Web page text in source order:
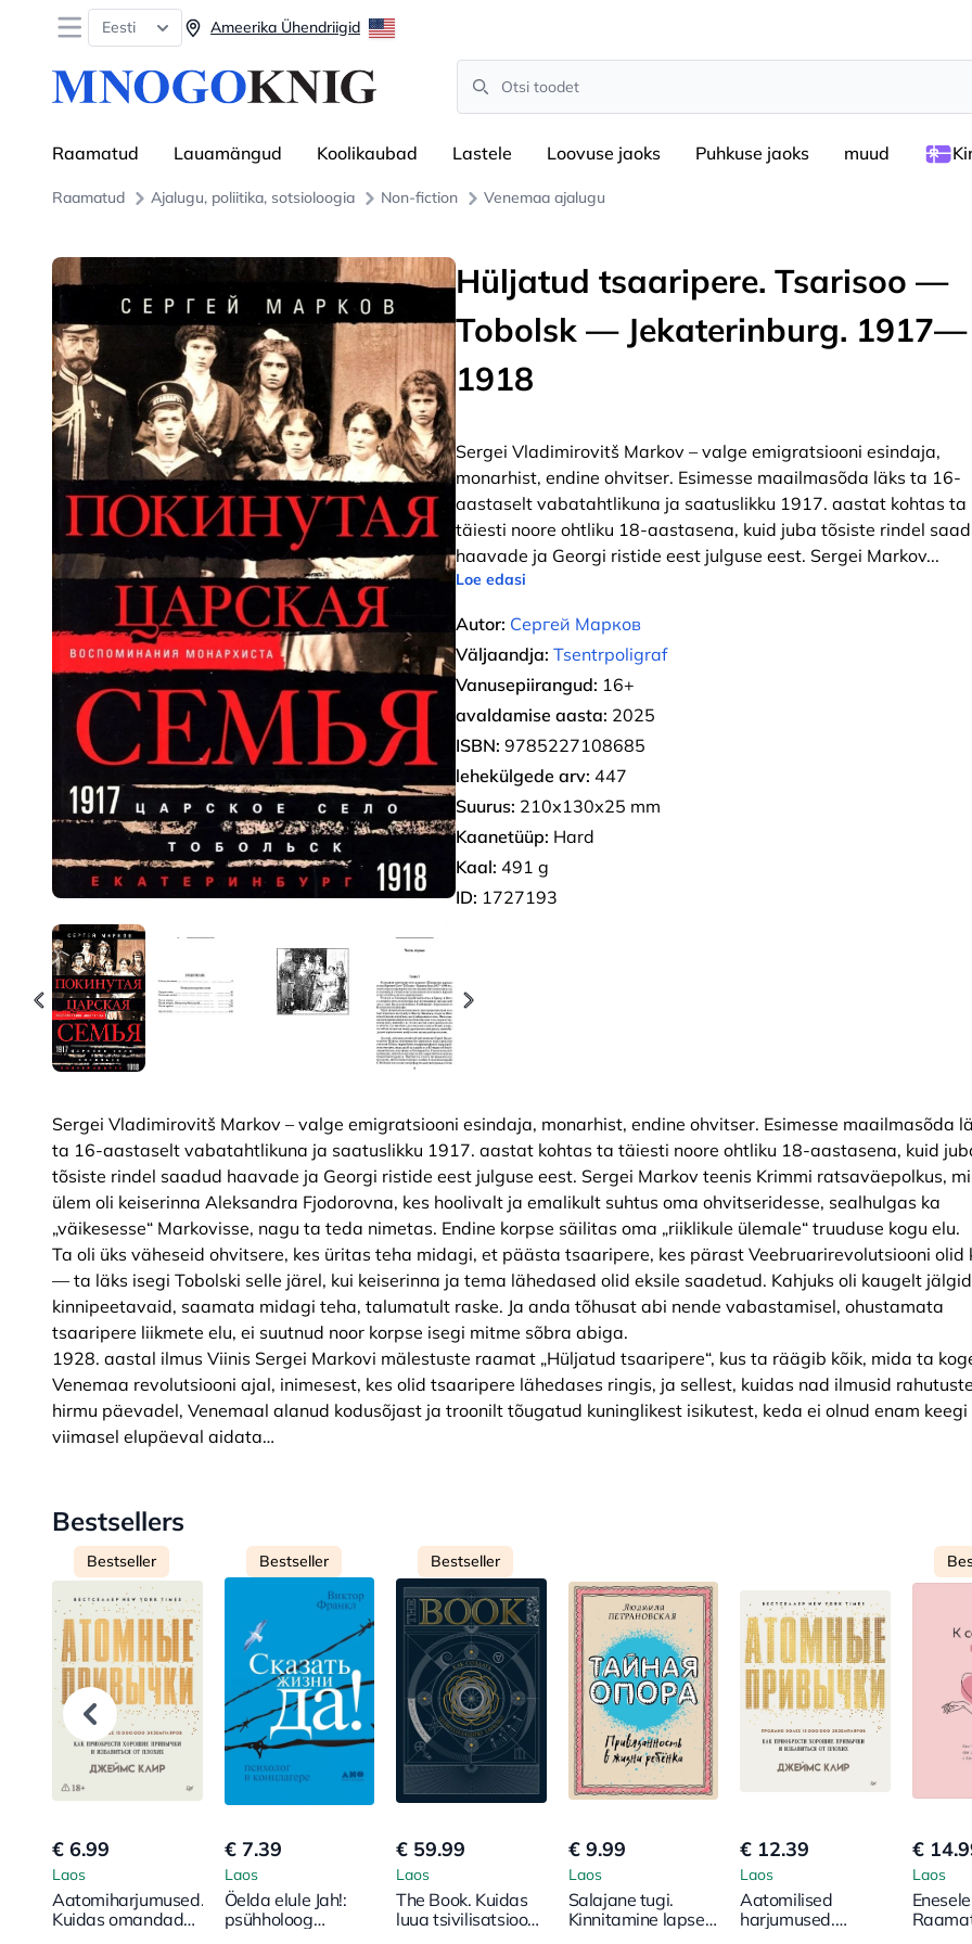
Open menu
Eesti Ameerika Ühendriigid
Search
Raamatud Lauamängud Koolikaubad Lastele Loovuse jaoks Puhkuse jaoks muud
Raamatud Ajalugu, poliitika, sotsioloogia Non-fiction Venemaa ajalugu
Hüljatud tsaaripere. Tsarisoo —
Tobolsk — Jekaterinburg. 1917—
1918
Sergei Vladimirovitš Markov – valge emigratsiooni esindaja,
monarhist, endine ohvitser. Esimesse maailmasõda läks ta 16-
aastaselt vabatahtlikuna ja saatuslikku 1917. aastat kohtas ta
täiesti noore ohtliku 18-aastasena, kuid juba tõsiste rindel
haavade ja Georgi ristide eest julguse eest. Sergei Markov...
Loe edasi
Autor: Сергей Марков
Väljaandja: Tsentrpoligraf
Vanusepiirangud: 16+
avaldamise aasta: 2025
ISBN: 9785227108685
lehekülgede arv: 447
Suurus: 210х130х25 mm
Kaanetüüp: Hard
Kaal: 491 g
ID: 1727193
Sergei Vladimirovitš Markov – valge emigratsiooni esindaja, monarhist, endine ohvitser. Esimesse maailmasõda
ta 16-aastaselt vabatahtlikuna ja saatuslikku 1917. aastat kohtas ta täiesti noore ohtliku 18-aastasena, kuid
tõsiste rindel saadud haavade ja Georgi ristide eest julguse eest. Sergei Markov teenis Krimmi ratsaväepolkus,
ülem oli keiserinna Aleksandra Fjodorovna, kes hoolivalt ja emalikult suhtus oma ohvitseridesse, sealhulgas ka
„väikesesse“ Markovisse, nagu ta teda nimetas. Endine korpse säilitas oma „riiklikule ülemale“ truuduse kogu elu.
Ta oli üks väheseid ohvitsere, kes üritas teha midagi, et päästa tsaaripere, kes pärast Veebruarirevolutsiooni olid
— ta läks isegi Tobolski selle järel, kui keiserinna ja tema lähedased olid eksile saadetud. Kahjuks oli kaugelt
kinnipeetavaid, saamata midagi teha, talumatult raske. Ja anda tõhusat abi nende vabastamisel, ohustamata
tsaaripere liikmete elu, ei suutnud noor korpse isegi mitme sõbra abiga.
1928. aastal ilmus Viinis Sergei Markovi mälestuste raamat „Hüljatud tsaaripere“, kus ta räägib kõik, mida ta
Venemaa revolutsiooni ajal, inimesest, kes olid tsaaripere lähedases ringis, ja sellest, kuidas nad ilmusid rahutuste
hirmu päevadel, Venemaal alanud kodusõjast ja troonilt tõugatud kuninglikest isikutest, keda ei olnud enam keegi
viimasel elupäeval aidata…
Bestsellers
Bestseller
€ 6.99
Laos
Aatomiharjumused.
Kuidas omandada
Bestseller
€ 7.39
Laos
Öelda elule Jah!:
psühholoog
Bestseller
€ 59.99
Laos
The Book. Kuidas
luua tsivilisatsioon
€ 9.99
Laos
Salajane tugi.
Kinnitamine lapse
€ 12.39
Laos
Aatomilised
harjumused.
€
Laos